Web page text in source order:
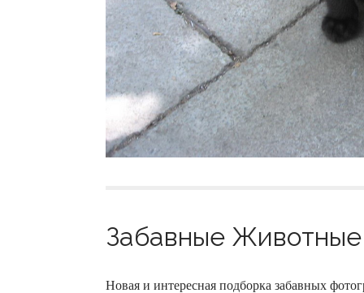
Забавные Животные
Новая и интересная подборка забавных